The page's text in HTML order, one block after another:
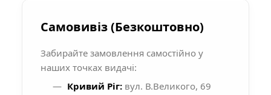
Самовивіз (Безкоштовно)
Забирайте замовлення самостійно у
наших точках видачі:
Кривий Ріг: вул. В.Великого, 69